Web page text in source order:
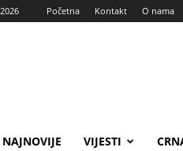
Početna Kontakt O nama
NAJNOVIJE VIJESTI